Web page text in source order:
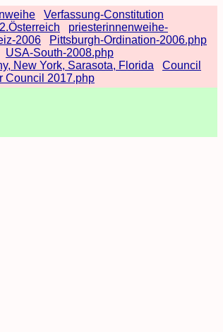
Verfassung-Constitution
priesterinnenweihe-
2006
Pittsburgh-Ordination-2006.php
USA-South-2008.php
New York, Sarasota, Florida
Council
Council 2017.php